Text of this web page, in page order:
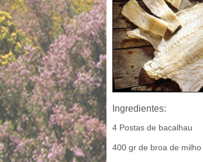
Ingredientes:
4 Postas de bacalhau
400 gr de broa de milho